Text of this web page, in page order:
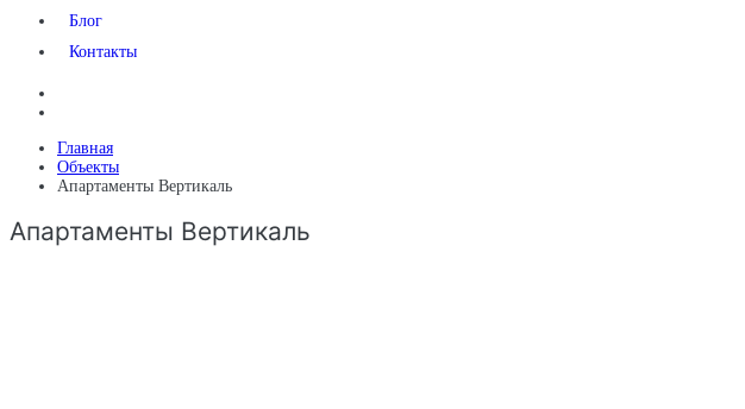
Блог
Контакты
Главная
Объекты
Апартаменты Вертикаль
Апартаменты Вертикаль